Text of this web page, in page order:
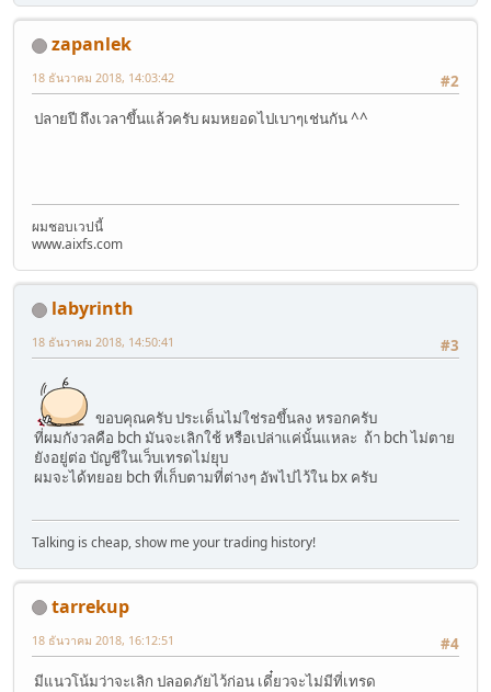
zapanlek
#2
18 ธันวาคม 2018, 14:03:42
ปลายปี ถึงเวลาขึ้นแล้วครับ ผมหยอดไปเบาๆเช่นกัน ^^
ผมชอบเวปนี้
www.aixfs.com
labyrinth
#3
18 ธันวาคม 2018, 14:50:41
ขอบคุณครับ ประเด็นไม่ใช่รอขึ้นลง หรอกครับ
ที่ผมกังวลคือ bch มันจะเลิกใช้ หรือเปล่าแค่นั้นแหละ ถ้า bch ไม่ตาย
ยังอยู่ต่อ บัญชีในเว็บเทรดไม่ยุบ
ผมจะได้ทยอย bch ที่เก็บตามที่ต่างๆ อัพไปไว้ใน bx ครับ
Talking is cheap, show me your trading history!
tarrekup
#4
18 ธันวาคม 2018, 16:12:51
มีแนวโน้มว่าจะเลิก ปลอดภัยไว้ก่อน เดี๋ยวจะไม่มีที่เทรด